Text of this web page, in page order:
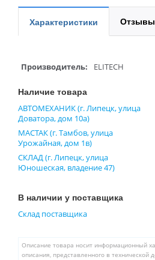
Характеристики Отзывы
Производитель: ELITECH
Наличие товара
АВТОМЕХАНИК (г. Липецк, улица
Доватора, дом 10а)
МАСТАК (г. Тамбов, улица
Урожайная, дом 1в)
СКЛАД (г. Липецк, улица
Юношеская, владение 47)
В наличии у поставщика
Склад поставщика
Описание товара носит информационный
описания, представленного в технической